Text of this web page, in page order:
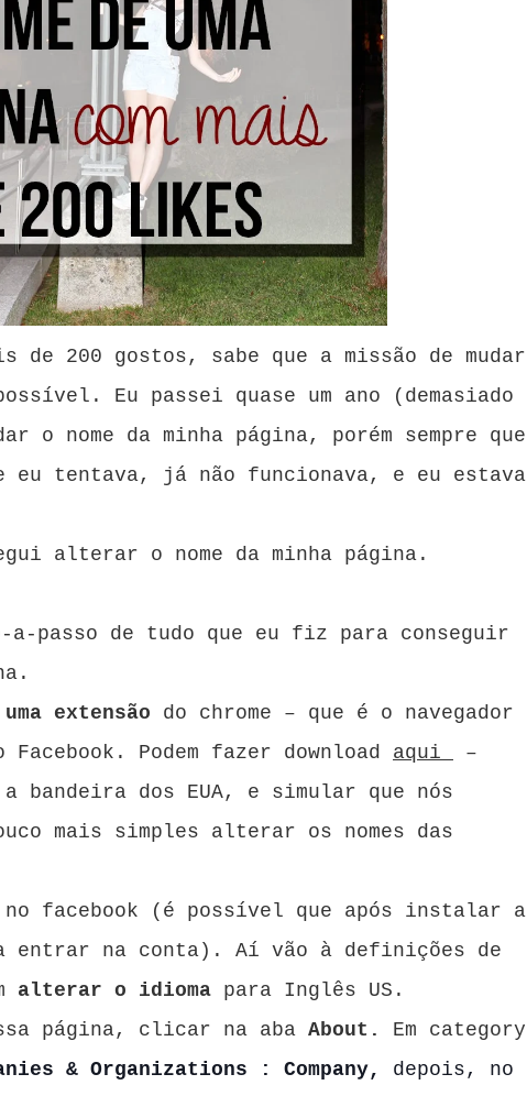
de 200 gostos, sabe que a missão de mudar
Eu passei quase um ano (demasiado
o nome da minha página, porém sempre que
eu tentava, já não funcionava, e eu estava
alterar o nome da minha página.
passo de tudo que eu fiz para conseguir
extensão do chrome – que é o navegador
Podem fazer download aqui
–
dos EUA, e simular que nós
mais simples alterar os nomes das
facebook (é possível que após instalar a
entrar na conta). Aí vão à definições de
alterar o idioma para Inglês US.
página, clicar na aba About. Em category
& Organizations : Company, depois, no